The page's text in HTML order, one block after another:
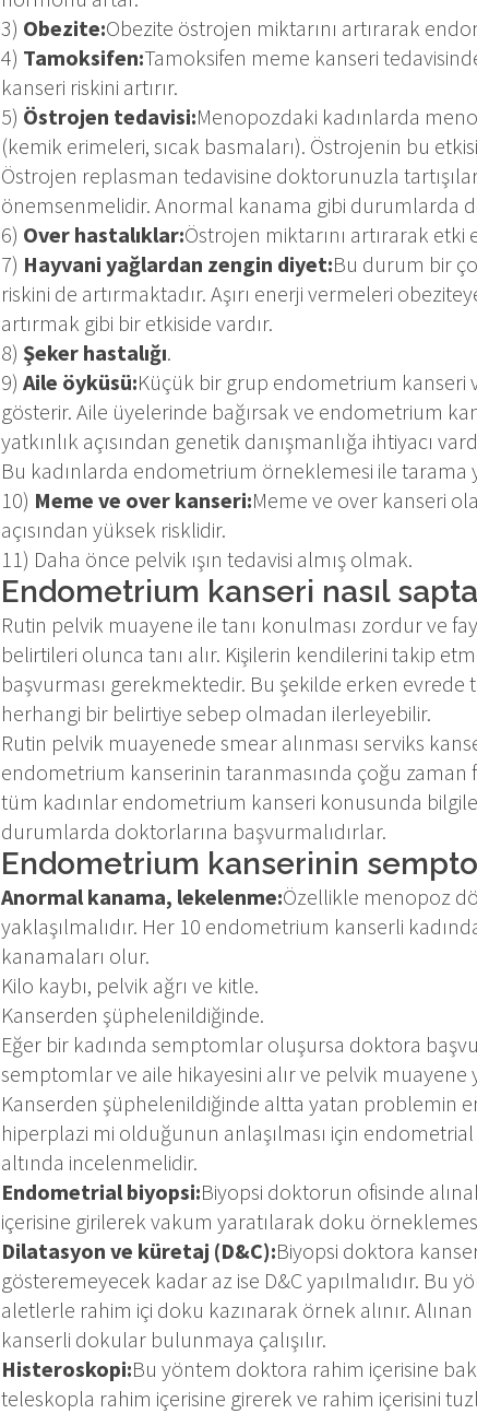
3) Obezite:Obezite östrojen miktarını artırarak
4) Tamoksifen:Tamoksifen meme kanseri
kanseri riskini artırır.
5) Östrojen tedavisi:Menopozdaki kadınlarda
(kemik erimeleri, sıcak basmaları). Östrojenin bu
Östrojen replasman tedavisine doktorunuzla
önemsenmelidir. Anormal kanama gibi durumlarda
6) Over hastalıklar:Östrojen miktarını artırarak etki
7) Hayvani yağlardan zengin diyet:Bu durum bir
riskini de artırmaktadır. Aşırı enerji vermeleri
artırmak gibi bir etkiside vardır.
8) Şeker hastalığı.
9) Aile öyküsü:Küçük bir grup endometrium kanseri
gösterir. Aile üyelerinde bağırsak ve endometrium
yatkınlık açısından genetik danışmanlığa ihtiyacı
Bu kadınlarda endometrium örneklemesi ile tarama
10) Meme ve over kanseri:Meme ve over kanseri
açısından yüksek risklidir.
11) Daha önce pelvik ışın tedavisi almış olmak.
Endometrium kanseri nasıl
Rutin pelvik muayene ile tanı konulması zordur ve
belirtileri olunca tanı alır. Kişilerin kendilerini takip
başvurması gerekmektedir. Bu şekilde erken
herhangi bir belirtiye sebep olmadan ilerleyebilir.
Rutin pelvik muayenede smear alınması serviks
endometrium kanserinin taranmasında çoğu zaman
tüm kadınlar endometrium kanseri konusunda
durumlarda doktorlarına başvurmalıdırlar.
Endometrium kanserinin
Anormal kanama, lekelenme:Özellikle menopoz
yaklaşılmalıdır. Her 10 endometrium kanserli
kanamaları olur.
Kilo kaybı, pelvik ağrı ve kitle.
Kanserden şüphelenildiğinde.
Eğer bir kadında semptomlar oluşursa doktora
semptomlar ve aile hikayesini alır ve pelvik muayene
Kanserden şüphelenildiğinde altta yatan problemin
hiperplazi mi olduğunun anlaşılması için
altında incelenmelidir.
Endometrial biyopsi:Biyopsi doktorun ofisinde
içerisine girilerek vakum yaratılarak doku
Dilatasyon ve küretaj (D&C):Biyopsi doktora
gösteremeyecek kadar az ise D&C yapılmalıdır. Bu
aletlerle rahim içi doku kazınarak örnek alınır.
kanserli dokular bulunmaya çalışılır.
Histeroskopi:Bu yöntem doktora rahim içerisine
teleskopla rahim içerisine girerek ve rahim içerisini